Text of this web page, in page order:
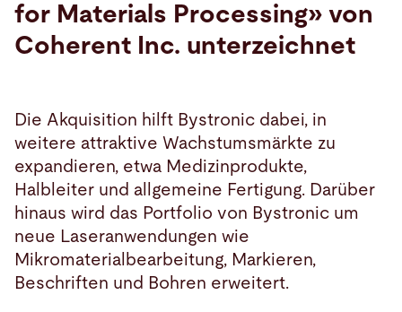
for Materials Processing» von
Coherent Inc. unterzeichnet
Die Akquisition hilft Bystronic dabei, in
weitere attraktive Wachstumsmärkte zu
expandieren, etwa Medizinprodukte,
Halbleiter und allgemeine Fertigung. Darüber
hinaus wird das Portfolio von Bystronic um
neue Laseranwendungen wie
Mikromaterialbearbeitung, Markieren,
Beschriften und Bohren erweitert.